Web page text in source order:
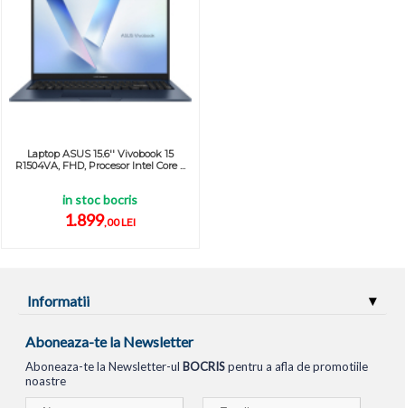
Laptop ASUS 15.6'' Vivobook 15
R1504VA, FHD, Procesor Intel Core ...
in stoc bocris
1.899,00 LEI
Informatii
Aboneaza-te la Newsletter
Aboneaza-te la Newsletter-ul BOCRISpentru a afla de promotiile
noastre